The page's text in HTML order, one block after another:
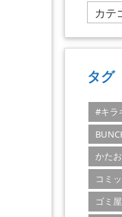
カ
テ
ゴ
ー
タグ
#キラ
かた
コミ
ゴミ